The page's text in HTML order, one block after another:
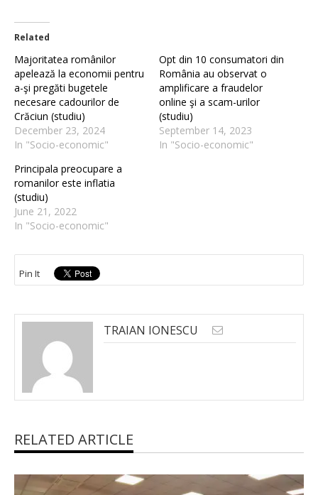
Related
Majoritatea românilor
apelează la economii pentru
a-şi pregăti bugetele
necesare cadourilor de
Crăciun (studiu)
December 23, 2024
In "Socio-economic"
Opt din 10 consumatori din
România au observat o
amplificare a fraudelor
online şi a scam-urilor
(studiu)
September 14, 2023
In "Socio-economic"
Principala preocupare a
romanilor este inflatia
(studiu)
June 21, 2022
In "Socio-economic"
Pin It
TRAIAN IONESCU
RELATED ARTICLE